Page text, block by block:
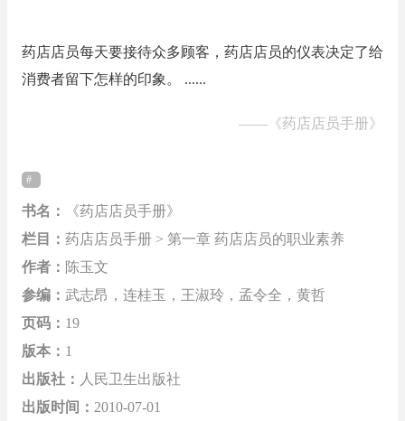
药店店员每天要接待众多顾客，药店店员的仪表决定了给
消费者留下怎样的印象。 ......
—— 《药店店员手册》
书名：
《药店店员手册》
栏目： 药店店员手册 > 第一章 药店店员的职业素养
作者： 陈玉文
参编： 武志昂，连桂玉，王淑玲，孟令全，黄哲
页码： 19
版本： 1
出版社： 人民卫生出版社
出版时间： 2010-07-01